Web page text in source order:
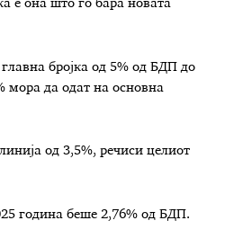
е она што го бара новата
бројка од 5% од БДП до
мора да одат на основна
од 3,5%, речиси целиот
година беше 2,76% од БДП.